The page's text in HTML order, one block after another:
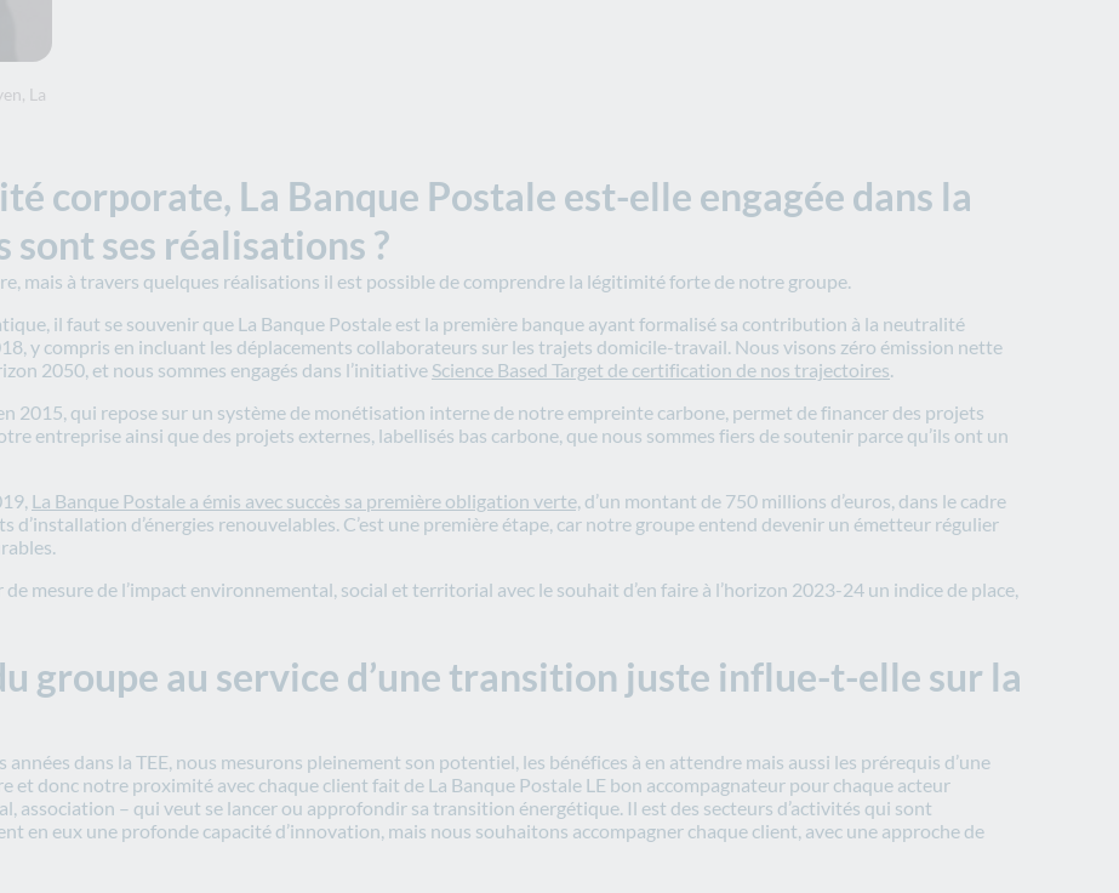
La
corporate, La Banque Postale est-elle engagée dans la
ses réalisations ?
mais à travers quelques réalisations il est possible de comprendre la légitimité forte de notre groupe.
il faut se souvenir que La Banque Postale est la première banque ayant formalisé sa contribution à la neutralité
y compris en incluant les déplacements collaborateurs sur les trajets domicile-travail. Nous visons zéro émission nette
2050, et nous sommes engagés dans l’initiative Science Based Target de certification de nos trajectoires.
2015, qui repose sur un système de monétisation interne de notre empreinte carbone, permet de financer des projets
entreprise ainsi que des projets externes, labellisés bas carbone, que nous sommes fiers de soutenir parce qu’ils ont un
La Banque Postale a émis avec succès sa première obligation verte, d’un montant de 750 millions d’euros, dans le cadre
d’installation d’énergies renouvelables. C’est une première étape, car notre groupe entend devenir un émetteur régulier
mesure de l’impact environnemental, social et territorial avec le souhait d’en faire à l’horizon 2023-24 un indice de place,
groupe au service d’une transition juste influe-t-elle sur la
années dans la TEE, nous mesurons pleinement son potentiel, les bénéfices à en attendre mais aussi les prérequis d’une
donc notre proximité avec chaque client fait de La Banque Postale LE bon accompagnateur pour chaque acteur
association – qui veut se lancer ou approfondir sa transition énergétique. Il est des secteurs d’activités qui sont
en eux une profonde capacité d’innovation, mais nous souhaitons accompagner chaque client, avec une approche de